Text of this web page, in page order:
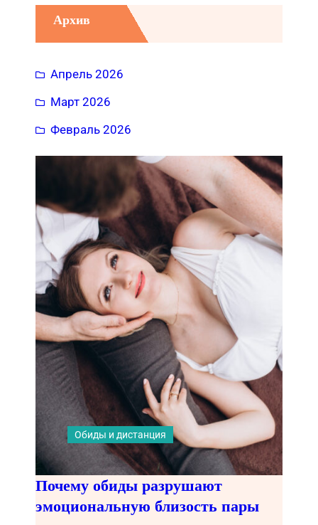
Архив
Апрель 2026
Март 2026
Февраль 2026
Обиды и дистанция
Почему обиды разрушают
эмоциональную близость пары